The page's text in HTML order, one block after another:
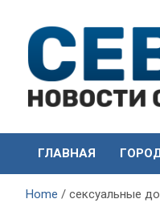
content
СевКор
Севастополя
ГЛАВНАЯ
Home сексуальные